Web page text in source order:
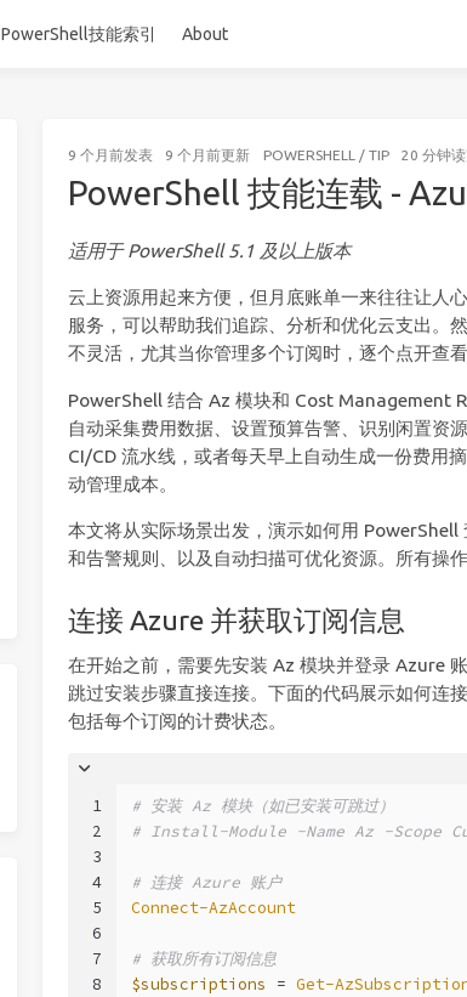
PowerShell技能索引 About
9 个月前发表 9 个月前更新 POWERSHELL / TIP 20 分钟
PowerShell 技能连载 -
适用于 PowerShell 5.1 及以上版本
云上资源用起来方便，但月底账单一来往往让人
服务，可以帮助我们追踪、分析和优化云支出。
不灵活，尤其当你管理多个订阅时，逐个点开查看
PowerShell 结合 Az 模块和 Cost Management
自动采集费用数据、设置预算告警、识别闲置资
CI/CD 流水线，或者每天早上自动生成一份费用
动管理成本。
本文将从实际场景出发，演示如何用
和告警规则、以及自动扫描可优化资源。所有操
连接 Azure 并获取订阅信息
在开始之前，需要先安装 Az 模块并登录 Azure
跳过安装步骤直接连接。下面的代码展示如何连
包括每个订阅的计费状态。
1
2
3
4
5
6
7
8
# 安装 Az 模块（如已安装可跳过）
# Install-Module -Name Az -Scope
# 连接 Azure 账户
Connect-AzAccount
# 获取所有订阅信息
$subscriptions = Get-